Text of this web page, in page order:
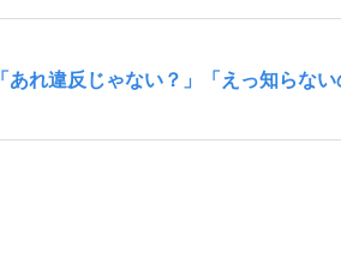
「あれ違反じゃない？」「えっ知らな